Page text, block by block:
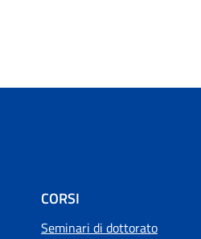
CORSI
Seminari di dottorato